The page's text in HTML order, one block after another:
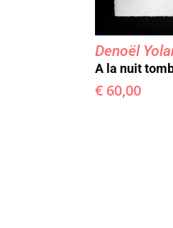
Denoël
A la nuit
€ 60,00